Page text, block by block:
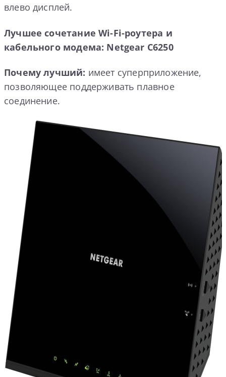
влево дисплей.
Лучшее сочетание Wi-Fi-роутера и
кабельного модема: Netgear C6250
Почему лучший: имеет суперприложение,
позволяющее поддерживать плавное
соединение.